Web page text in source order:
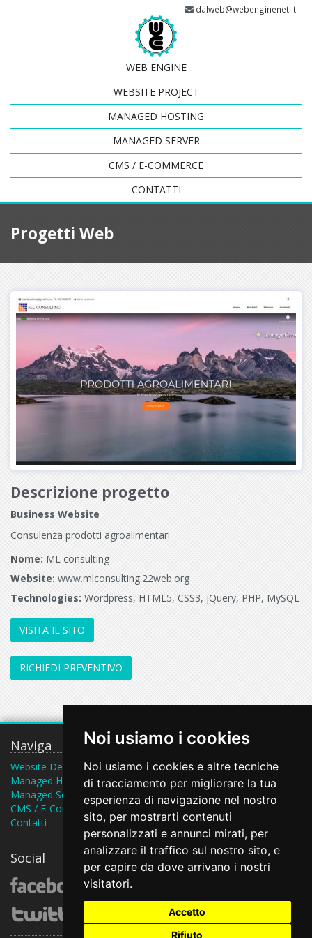
Noi usiamo i cookies
Noi usiamo i cookies e altre tecniche
di tracciamento per migliorare la tua
esperienza di navigazione nel nostro
sito, per mostrarti contenuti
personalizzati e annunci mirati, per
analizzare il traffico sul nostro sito, e
per capire da dove arrivano i nostri
visitatori.
Accetto
Rifiuto
dalweb@webenginenet.it
WEB ENGINE
WEBSITE PROJECT
MANAGED HOSTING
MANAGED SERVER
CMS / E-COMMERCE
CONTATTI
Progetti Web
Descrizione progetto
Business Website
Consulenza prodotti agroalimentari
Nome: ML consulting
Website: www.mlconsulting.22web.org
Technologies: Wordpress, HTML5, CSS3, jQuery, PHP, MySQL
VISITA IL SITO
RICHIEDI PREVENTIVO
Naviga
Website Design
Managed Hosting
Managed Server
CMS / E-Commerce
Contatti
Contatti
Piazza San F. d'Assisi 25,
Bisceglie (BT), Italy
dalweb@webenginenet.it
Social